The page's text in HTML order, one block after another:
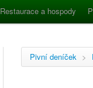
Restaurace a hospody
Pivní deníček >